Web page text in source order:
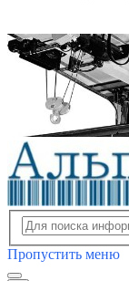
Пропустить меню